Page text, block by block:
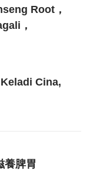
Root，
，
Cina,
養脾胃